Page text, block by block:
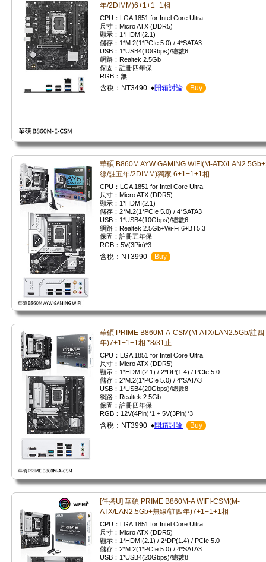
年/2DIMM)6+1+1+1相
CPU：LGA 1851 for Intel Core Ultra
尺寸：Micro ATX (DDR5)
顯示：1*HDMI(2.1)
儲存：1*M.2(1*PCIe 5.0) / 4*SATA3
USB：1*USB4(10Gbps)/總數6
網路：Realtek 2.5Gb
保固：註冊四年保
RGB：無
含稅：NT3490 ♦開箱討論 Buy
華碩 B860M AYW GAMING WIFI(M-ATX/
線/註五年/2DIMM)獨家.6+1+1+1相
CPU：LGA 1851 for Intel Core Ultra
尺寸：Micro ATX (DDR5)
顯示：1*HDMI(2.1)
儲存：2*M.2(1*PCIe 5.0) / 4*SATA3
USB：1*USB4(10Gbps)/總數6
網路：Realtek 2.5Gb+Wi-Fi 6+BT5.3
保固：註冊五年保
RGB：5V(3Pin)*3
含稅：NT3990 Buy
華碩 PRIME B860M-A-CSM(M-ATX/LAN2.5Gb/註四
年)7+1+1+1相 *8/31止
CPU：LGA 1851 for Intel Core Ultra
尺寸：Micro ATX (DDR5)
顯示：1*HDMI(2.1) / 2*DP(1.4) / PCIe 5.0
儲存：2*M.2(1*PCIe 5.0) / 4*SATA3
USB：1*USB4(20Gbps)/總數8
網路：Realtek 2.5Gb
保固：註冊四年保
RGB：12V(4Pin)*1 + 5V(3Pin)*3
含稅：NT3990 ♦開箱討論 Buy
[任搭U] 華碩 PRIME B860M-A WIFI-CSM(M-
ATX/LAN2.5Gb+無線/註四年)7+1+1+1相
CPU：LGA 1851 for Intel Core Ultra
尺寸：Micro ATX (DDR5)
顯示：1*HDMI(2.1) / 2*DP(1.4) / PCIe 5.0
儲存：2*M.2(1*PCIe 5.0) / 4*SATA3
USB：1*USB4(20Gbps)/總數8